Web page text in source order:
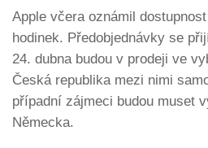
Apple včera oznámil
hodinek. Předobjednávky se
24. dubna budou v prodeji ve
Česká republika mezi nimi
případní zájmeci budou muset
Německa.